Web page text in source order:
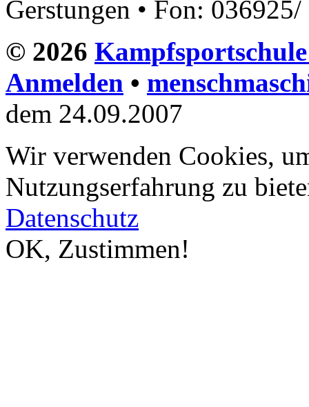
Gerstungen • Fon:
© 2026
Anmelden •
dem 24.09.2007
Wir verwenden Cookies,
Nutzungserfahrung zu
Datenschutz
OK, Zustimmen!